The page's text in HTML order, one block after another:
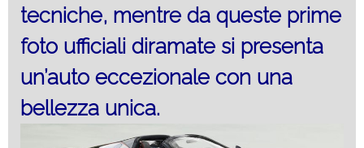
tecniche, mentre da queste prime
foto ufficiali diramate si presenta
un’auto eccezionale con una
bellezza unica.